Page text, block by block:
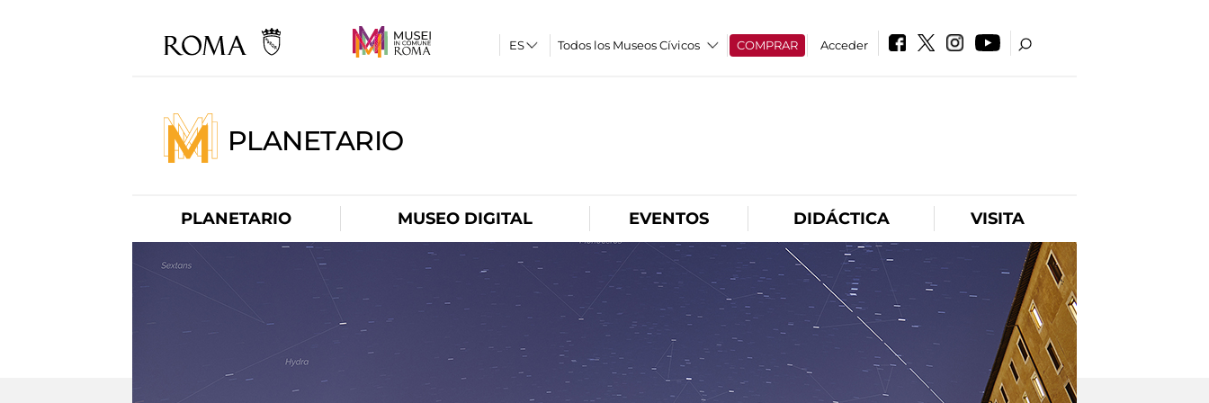
Todos los Museos Cívicos COMPRAR Acceder
PLANETARIO
PLANETARIO MUSEO DIGITAL EVENTOS DIDÁCTICA VISITA